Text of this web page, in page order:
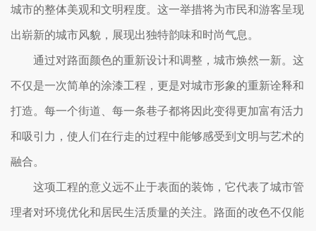
城市的整体美观和文明程度。这一举措将为市民和游客呈现
出崭新的城市风貌，展现出独特韵味和时尚气息。
通过对路面颜色的重新设计和调整，城市焕然一新。这
不仅是一次简单的涂漆工程，更是对城市形象的重新诠释和
打造。每一个街道、每一条巷子都将因此变得更加富有活力
和吸引力，使人们在行走的过程中能够感受到文明与艺术的
融合。
这项工程的意义远不止于表面的装饰，它代表了城市管
理者对环境优化和居民生活质量的关注。路面的改色不仅能